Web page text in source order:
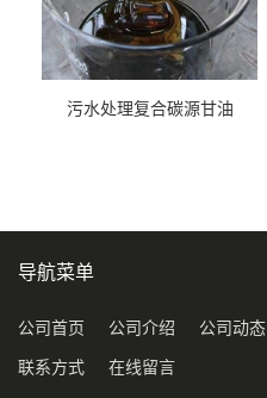
污水处理复合碳源甘油
导航菜单
公司首页 公司介绍 公司动态
联系方式 在线留言